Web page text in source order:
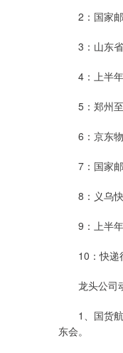
2：国家邮
3：山东省
4：上半年
5：郑州至
6：京东物
7：国家邮
8：义乌快
9：上半年
10：快递行
龙头公司
1、国货航
东会。